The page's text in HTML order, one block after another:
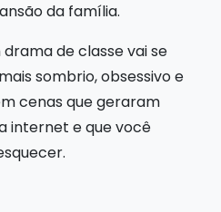
da família.
de classe vai se
sombrio, obsessivo e
cenas que geraram
internet e que você